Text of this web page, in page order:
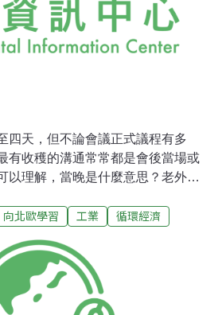
四天，但不論會議正式議程有多
有收穫的溝通常常都是會後當場或
以理解，當晚是什麼意思？老外的
舉辦期間的晚上，常常是最精采的
大方點柳橙果汁或礦泉水而不用
常常點果汁與礦泉水)。在斯德哥
態學學會(International Society for
，因為是一個發展十年左右的新
向北歐學習 工業 循環經濟